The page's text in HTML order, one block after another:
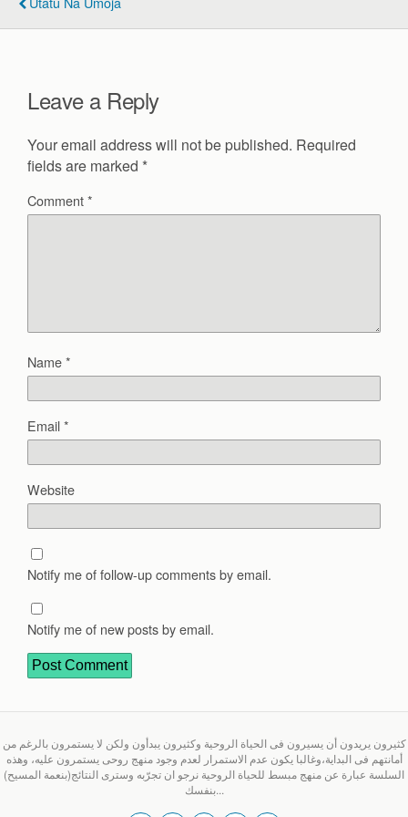
o
Leave a Reply
Your email address will not be published. Required
fields are marked *
Comment*
Name*
Email*
Website
Notify me of follow-up comments by email.
Notify me of new posts by email.
كثيرون يريدون أن يسيرون فى الحياة الروحية وكثيرون يبدأون ولكن لا يستمرون بالرغم من
أمانتهم فى البداية،وغالبا يكون عدم الاستمرار لعدم وجود منهج روحى يستمرون عليه، وهذه
السلسة عبارة عن منهج مبسط للحياة الروحية نرجو ان تجرّبه وسترى النتائج(بنعمة المسيح)
بنفسك...